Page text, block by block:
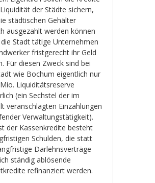
der Städte sichern,
städtischen Gehälter
ausgezahlt werden können
Stadt tätige Unternehmen
fristgerecht ihr Geld
Für diesen Zweck sind bei
wie Bochum eigentlich nur
Liquiditätsreserve
(ein Sechstel der im
veranschlagten Einzahlungen
Verwaltungstätigkeit).
der Kassenkredite besteht
Schulden, die statt
Darlehnsverträge
ständig ablösende
refinanziert werden.